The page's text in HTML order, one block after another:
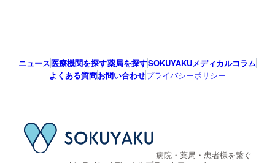
ニュース医療機関を探す薬局を探すSOKUYAKUメディカルコラム
よくある質問お問い合わせプライバシーポリシー
病院・薬局・患者様を繋ぐ